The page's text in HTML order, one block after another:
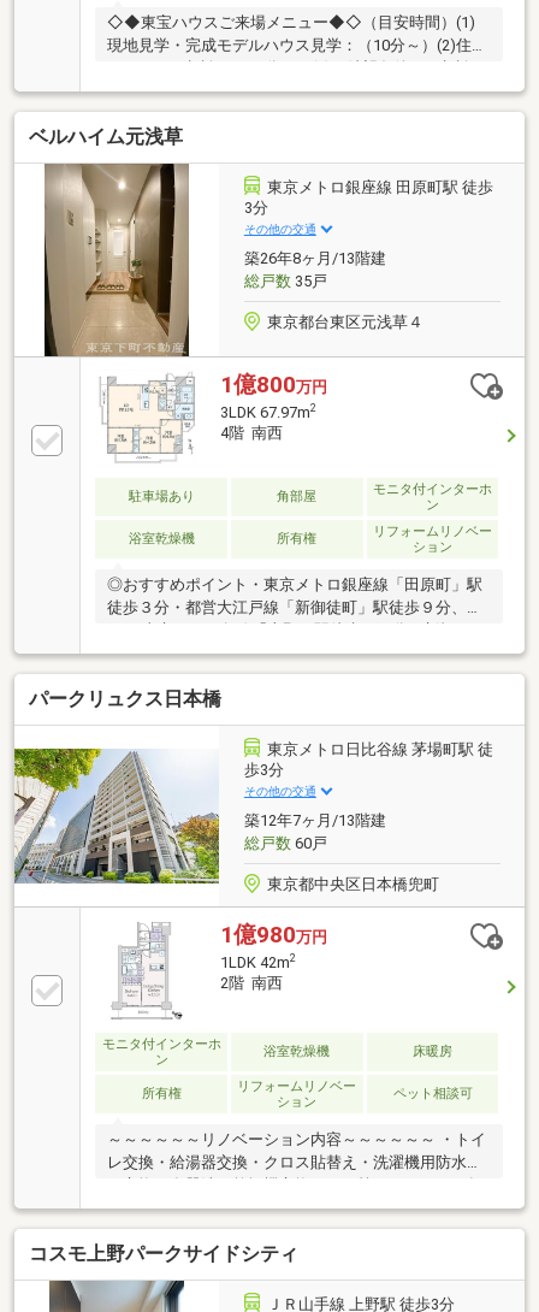
◇◆東宝ハウスご来場メニュー◆◇（目安時間）(1)
現地見学・完成モデルハウス見学：（10分～）(2)住宅
ローンのご相談：（30分～）(3)ご希望条件のご相談：
（15分～）～【今のお客様のご状況をお聞かせくださ
い】～◆新しいお家で○○○を叶えたい！◆毎月支払う
住居費って自分達はいくらなら大丈夫かな。。◆歳を
重ねてもずっと安心して暮らせる場所がいい！◆購入
はしたいけど、手続きとか税金とか色々心配。。期待
も大きい反面、悩みや不安も多いと思います。お客様
と一緒にたくさん悩んできた私達なので、なにか1つ
でも良いアドバイスができたらと思っています。是非
ご相談ください。
ベルハイム元浅草
東京メトロ銀座線 田原町駅 徒歩
3分
その他の交通
築26年8ヶ月/13階建
総戸数35戸
東京都台東区元浅草４
1億800万円
3LDK 67.97m2
4階 南西
駐車場あり 角部屋
モニタ付インターホ
ン
浴室乾燥機 所有権
リフォームリノベー
ション
◎おすすめポイント・東京メトロ銀座線「田原町」駅
徒歩３分・都営大江戸線「新御徒町」駅徒歩９分、
リノベーション実施（令和８年５月完成）・三方角部
屋につき陽当たり・通風良好♪・食洗機・浴室乾燥
機・追焚機能など充実の室内設備・オートロック・宅
配ボックス完備・蔵前小学校が徒歩圏内のファミリー
向け住環境■本日のご案内可能！資料請求・住宅ロー
ンのご相談・内覧希望等はお気軽にお問い合わせくだ
さい！■お問い合わせは【フリーダイヤル：０１２０
ー９９８ー１１８】までお気軽にどうぞ♪＊火曜・水
曜は定休日となります
パークリュクス日本橋
東京メトロ日比谷線 茅場町駅 徒
歩3分
その他の交通
築12年7ヶ月/13階建
総戸数60戸
東京都中央区日本橋兜町
1億980万円
1LDK 42m2
2階 南西
モニタ付インターホ
ン
浴室乾燥機 床暖房
所有権
リフォームリノベー
ション
ペット相談可
～～～～～～リノベーション内容～～～～～～ ・トイ
レ交換・給湯器交換・クロス貼替え・洗濯機用防水パ
７月１４日完了）～～～～～～～～～～～～～～～～
～～～～～・耐震ドア枠・ダブルオートロック・宅配
ボックス・ペット飼育可（細則あり）
コスモ上野パークサイドシティ
ＪＲ山手線 上野駅 徒歩3分